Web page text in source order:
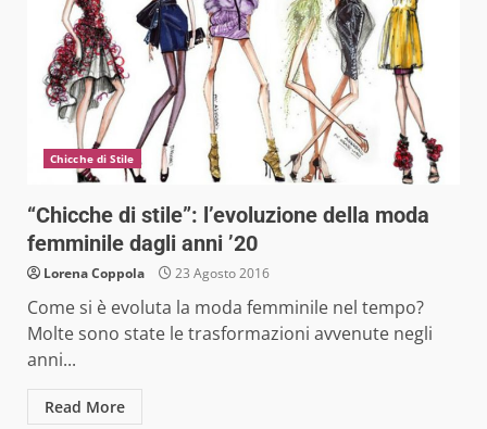
Chicche di Stile
“Chicche di stile”: l’evoluzione della moda
femminile dagli anni ’20
Lorena Coppola 23 Agosto 2016
Come si è evoluta la moda femminile nel tempo?
Molte sono state le trasformazioni avvenute negli
anni...
Read More